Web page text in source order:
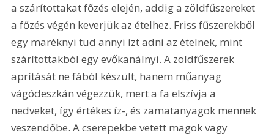
a szárítottakat főzés elején, addig a zöldfűszereket
a főzés végén keverjük az ételhez. Friss fűszerekből
egy maréknyi tud annyi ízt adni az ételnek, mint
szárítottakból egy evőkanálnyi. A zöldfűszerek
aprítását ne fából készült, hanem műanyag
vágódeszkán végezzük, mert a fa elszívja a
nedveket, így értékes íz-, és zamatanyagok mennek
veszendőbe. A cserepekbe vetett magok vagy